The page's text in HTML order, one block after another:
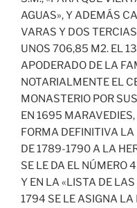
AGUAS», Y ADEMÁS
VARAS Y DOS
UNOS 706,85 M2. EL
APODERADO DE LA
NOTARIALMENTE EL
MONASTERIO POR
EN 1695
FORMA DEFINITIVA LA
DE 1789-1790 A LA
SE LE DA EL NÚMERO
Y EN LA «LISTA DE
1794 SE LE ASIGNA